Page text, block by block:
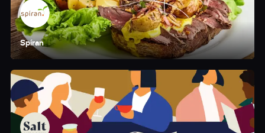
Spíran